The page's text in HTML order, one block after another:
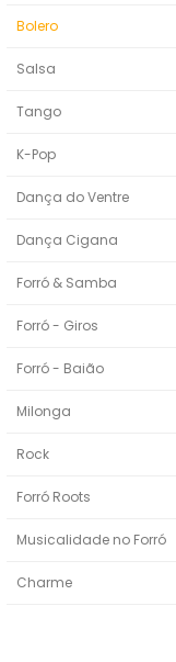
Bolero
Salsa
Tango
K-Pop
Dança do Ventre
Dança Cigana
Forró & Samba
Forró - Giros
Forró - Baião
Milonga
Rock
Forró Roots
Musicalidade no Forró
Charme